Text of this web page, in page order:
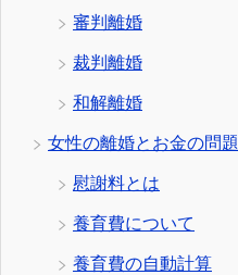
審判離婚
裁判離婚
和解離婚
女性の離婚とお金の問題
慰謝料とは
養育費について
養育費の自動計算